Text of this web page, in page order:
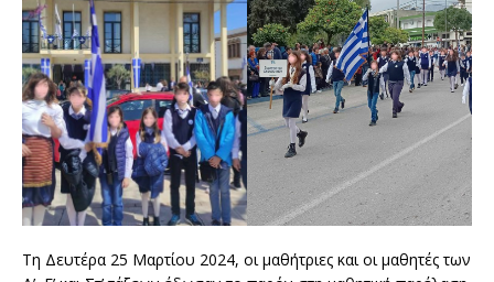
Τη Δευτέρα 25 Μαρτίου 2024, οι μαθήτριες και οι μαθητές των